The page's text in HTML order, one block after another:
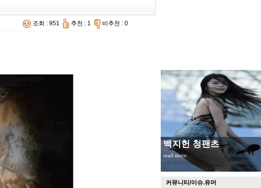
무대위 장원영 옆태
read more
커뮤니티/이슈.유머
조회 : 951 추천 : 1 비추천 : 0